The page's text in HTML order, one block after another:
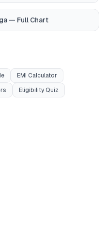
— Full Chart
EMI Calculator
Eligibility Quiz